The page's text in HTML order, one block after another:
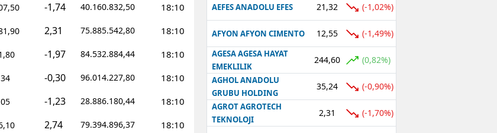
-1,74 40.160.832,50 18:10
2,31 75.885.542,80 18:10
-1,97 84.532.884,44 18:10
-0,30 96.014.227,80 18:10
-1,23 28.886.180,44 18:10
2,74 79.394.896,37 18:10
AEFES ANADOLU EFES 21,32 (-1,02%)
AFYON AFYON CIMENTO 12,55 (-1,49%)
AGESA AGESA HAYAT
EMEKLILIK
244,60 (0,82%)
AGHOL ANADOLU
GRUBU HOLDING
35,24 (-0,90%)
AGROT AGROTECH
TEKNOLOJI
2,31 (-1,70%)